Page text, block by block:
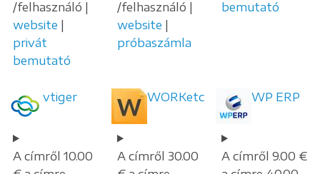
/felhasználó |
website |
privát
bemutató
/felhasználó |
website |
próbaszámla
bemutató
vtiger
A címről 10.00
WORKetc
A címről 30.00
WP ERP
A címről 9.00 €